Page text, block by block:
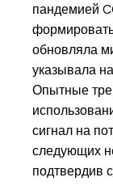
пандемией
обновляла
указывала
Опытные
сигнал на
следующих
подтвердив